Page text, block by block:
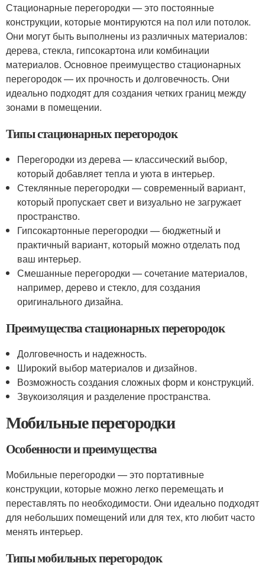
Стационарные перегородки — это постоянные
конструкции, которые монтируются на пол или потолок.
Они могут быть выполнены из различных материалов:
дерева, стекла, гипсокартона или комбинации
материалов. Основное преимущество стационарных
перегородок — их прочность и долговечность. Они
идеально подходят для создания четких границ между
зонами в помещении.
Типы стационарных перегородок
Перегородки из дерева — классический выбор,
который добавляет тепла и уюта в интерьер.
Стеклянные перегородки — современный вариант,
который пропускает свет и визуально не загружает
пространство.
Гипсокартонные перегородки — бюджетный и
практичный вариант, который можно отделать под
ваш интерьер.
Смешанные перегородки — сочетание материалов,
например, дерево и стекло, для создания
оригинального дизайна.
Преимущества стационарных перегородок
Долговечность и надежность.
Широкий выбор материалов и дизайнов.
Возможность создания сложных форм и конструкций.
Звукоизоляция и разделение пространства.
Мобильные перегородки
Особенности и преимущества
Мобильные перегородки — это портативные
конструкции, которые можно легко перемещать и
переставлять по необходимости. Они идеально подходят
для небольших помещений или для тех, кто любит часто
менять интерьер.
Типы мобильных перегородок